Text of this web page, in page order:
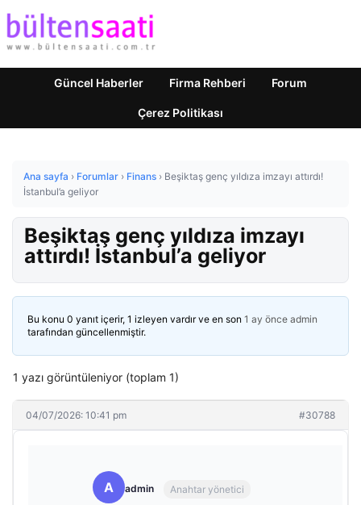
Güncel Haberler Firma Rehberi Forum
Çerez Politikası
Ana sayfa › Forumlar › Finans › Beşiktaş genç yıldıza imzayı attırdı!
İstanbul’a geliyor
Beşiktaş genç yıldıza imzayı
attırdı! İstanbul’a geliyor
Bu konu 0 yanıt içerir, 1 izleyen vardır ve en son 1 ay önce admin
tarafından güncellenmiştir.
1 yazı görüntüleniyor (toplam 1)
04/07/2026: 10:41 pm #30788
A admin Anahtar yönetici